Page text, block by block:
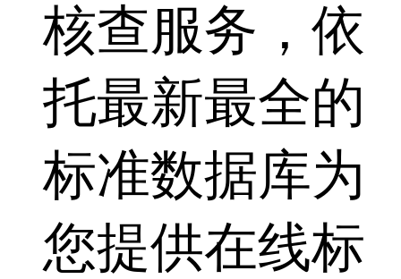
核查服务，依
托最新最全的
标准数据库为
您提供在线标